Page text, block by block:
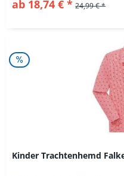
ab 18,74 € * 24,99 € *
Kinder Trachtenhemd